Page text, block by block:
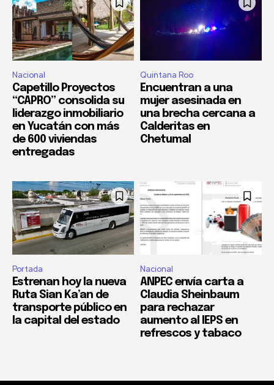
Nacional
Capetillo Proyectos
“CAPRO” consolida su
liderazgo inmobiliario
en Yucatán con más
de 600 viviendas
entregadas
Quintana Roo
Encuentran a una
mujer asesinada en
una brecha cercana a
Calderitas en
Chetumal
Portada
Estrenan hoy la nueva
Ruta Sian Ka’an de
transporte público en
la capital del estado
Nacional
ANPEC envía carta a
Claudia Sheinbaum
para rechazar
aumento al IEPS en
refrescos y tabaco